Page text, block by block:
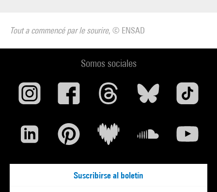
Tout a commencé par le sourire, © ENSAD
Somos sociales
Suscribirse al boletín